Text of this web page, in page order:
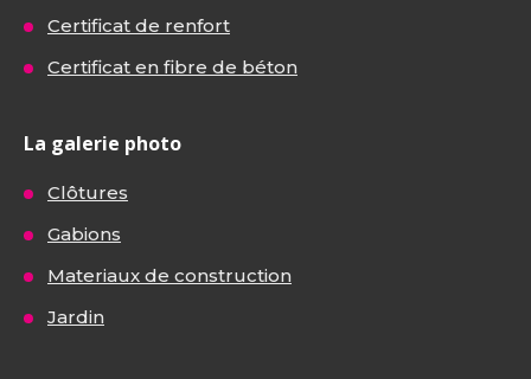
Certificat de renfort
Certificat en fibre de béton
La galerie photo
Clôtures
Gabions
Materiaux de construction
Jardin